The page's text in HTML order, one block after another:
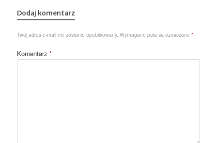
Dodaj komentarz
Twój adres e-mail nie zostanie opublikowany. Wymagane pola są oznaczone *
Komentarz *